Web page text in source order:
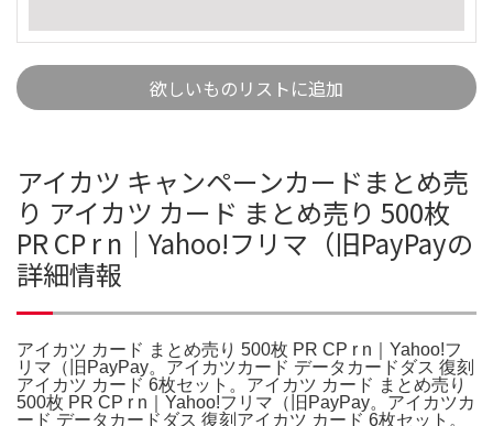
欲しいものリストに追加
アイカツ キャンペーンカードまとめ売
り アイカツ カード まとめ売り 500枚
PR CP r n｜Yahoo!フリマ（旧PayPayの
詳細情報
アイカツ カード まとめ売り 500枚 PR CP r n｜Yahoo!フ
リマ（旧PayPay。アイカツカード データカードダス 復刻
アイカツ カード 6枚セット。アイカツ カード まとめ売り
500枚 PR CP r n｜Yahoo!フリマ（旧PayPay。アイカツカ
ード データカードダス 復刻アイカツ カード 6枚セット。